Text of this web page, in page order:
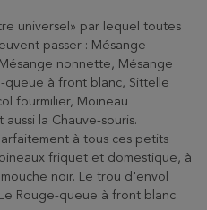
universel» par lequel toutes
passer : Mésange
nonnette, Mésange
queue à front blanc, Sittelle
fourmilier, Moineau
la Chauve-souris.
à tous ces petits
friquet et domestique, à
noir. Le trou d'envol
Rouge-queue à front blanc